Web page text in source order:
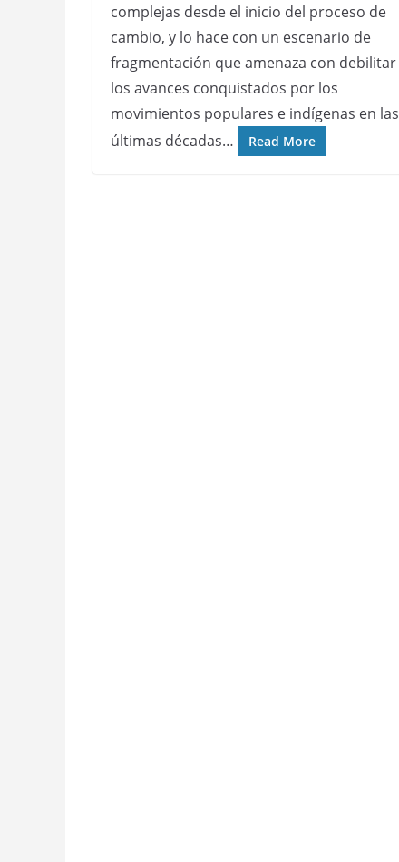
complejas desde el inicio del proceso de
cambio, y lo hace con un escenario de
fragmentación que amenaza con debilitar
los avances conquistados por los
movimientos populares e indígenas en las
últimas décadas…
Read More